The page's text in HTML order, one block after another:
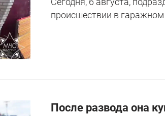
происшествии в гаражном
После развода она